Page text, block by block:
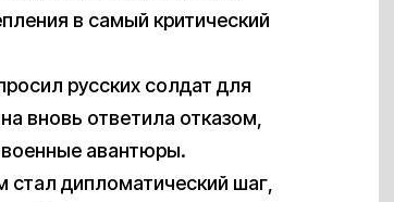
в самый критический
русских солдат для
вновь ответила отказом,
военные авантюры.
дипломатический шаг,